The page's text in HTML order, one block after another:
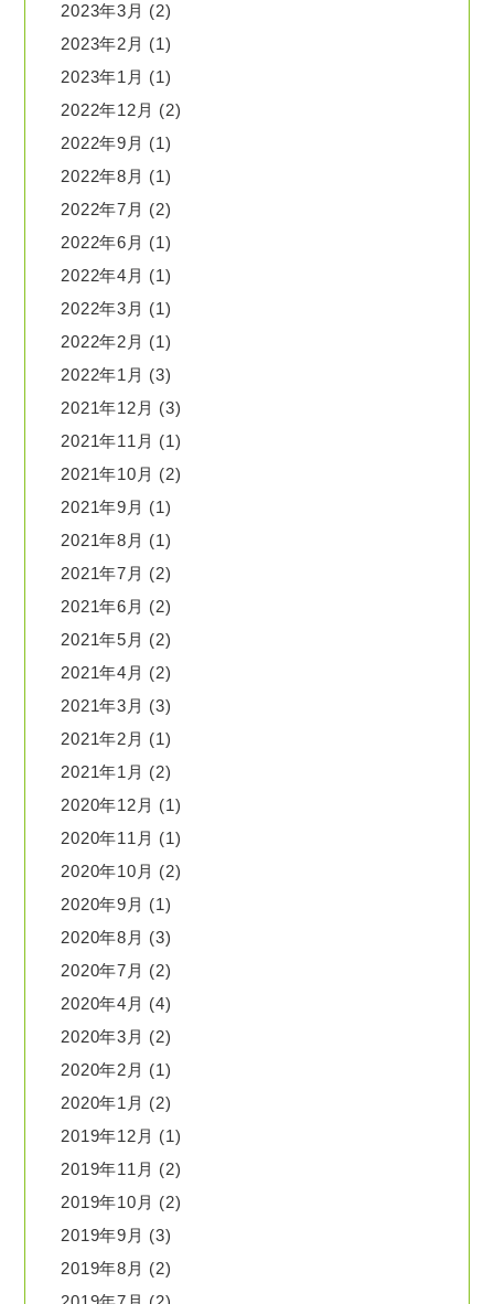
2023年3月 (2)
2023年2月 (1)
2023年1月 (1)
2022年12月 (2)
2022年9月 (1)
2022年8月 (1)
2022年7月 (2)
2022年6月 (1)
2022年4月 (1)
2022年3月 (1)
2022年2月 (1)
2022年1月 (3)
2021年12月 (3)
2021年11月 (1)
2021年10月 (2)
2021年9月 (1)
2021年8月 (1)
2021年7月 (2)
2021年6月 (2)
2021年5月 (2)
2021年4月 (2)
2021年3月 (3)
2021年2月 (1)
2021年1月 (2)
2020年12月 (1)
2020年11月 (1)
2020年10月 (2)
2020年9月 (1)
2020年8月 (3)
2020年7月 (2)
2020年4月 (4)
2020年3月 (2)
2020年2月 (1)
2020年1月 (2)
2019年12月 (1)
2019年11月 (2)
2019年10月 (2)
2019年9月 (3)
2019年8月 (2)